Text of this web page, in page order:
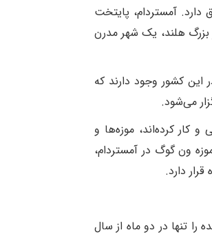
آمستردام، پایتخت
بزرگ هلند، یک شهر مدرن
کشور وجود دارند که
می‌شود.
کار کرده‌اند، موزه‌ها و
ون گوگ در آمستردام،
.
کننده را تنها در دو ماه از سال